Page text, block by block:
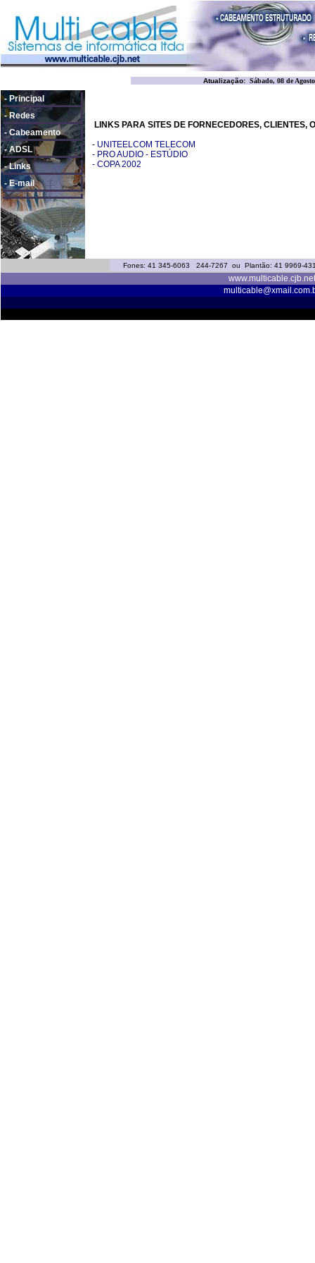
Atualização: Sábado, 08 de
- Principal
- Redes
- Cabeamento
- ADSL
- Links
- E-mail
LINKS PARA SITES DE FORNECEDORES, CLIENTES,
- UNITEELCOM TELECOM
- PRO AUDIO - ESTÚDIO
- COPA 2002
Fones: 41 345-6063 244-7267 ou Plantão: 41 9969-
www.multicable.cjb.net